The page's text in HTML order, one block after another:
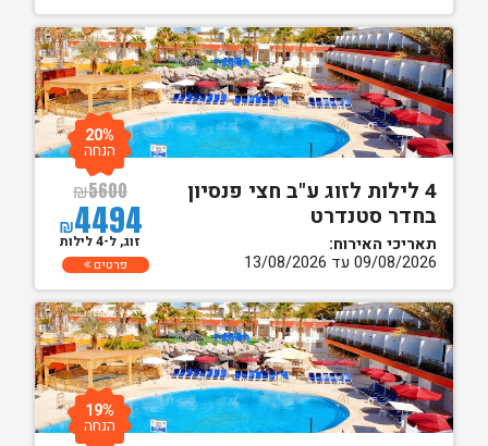
4 לילות לזוג ע"ב חצי פנסיון
בחדר סטנדרט
תאריכי האירוח:
09/08/2026 עד 13/08/2026
₪5600
₪4494
20%
הנחה
זוג, ל-4 לילות
פרטים
19%
הנחה